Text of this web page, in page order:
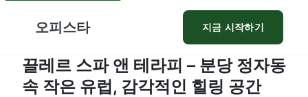
오피스타 지금 시작하기
끌레르 스파 앤 테라피 – 분당 정자동
속 작은 유럽, 감각적인 힐링 공간